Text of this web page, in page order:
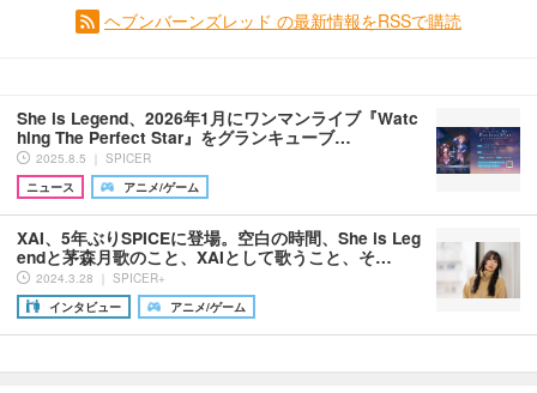
ヘブンバーンズレッド の最新情報をRSSで購読
She is Legend、2026年1月にワンマンライブ『Watc
hing The Perfect Star』をグランキューブ…
2025.8.5 ｜ SPICER
ニュース
アニメ/ゲーム
XAI、5年ぶりSPICEに登場。空白の時間、She is Leg
endと茅森月歌のこと、XAIとして歌うこと、そ…
2024.3.28 ｜ SPICER+
インタビュー
アニメ/ゲーム